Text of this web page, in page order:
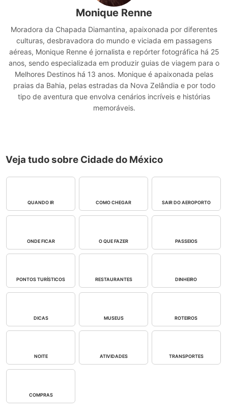
Monique Renne
Moradora da Chapada Diamantina, apaixonada por diferentes
culturas, desbravadora do mundo e viciada em passagens
aéreas, Monique Renne é jornalista e repórter fotográfica há 25
anos, sendo especializada em produzir guias de viagem para o
Melhores Destinos há 13 anos. Monique é apaixonada pelas
praias da Bahia, pelas estradas da Nova Zelândia e por todo
tipo de aventura que envolva cenários incríveis e histórias
memoráveis.
Veja tudo sobre Cidade do México
QUANDO IR COMO CHEGAR SAIR DO AEROPORTO
ONDE FICAR O QUE FAZER PASSEIOS
PONTOS TURÍSTICOS RESTAURANTES DINHEIRO
DICAS MUSEUS ROTEIROS
NOITE ATIVIDADES TRANSPORTES
COMPRAS